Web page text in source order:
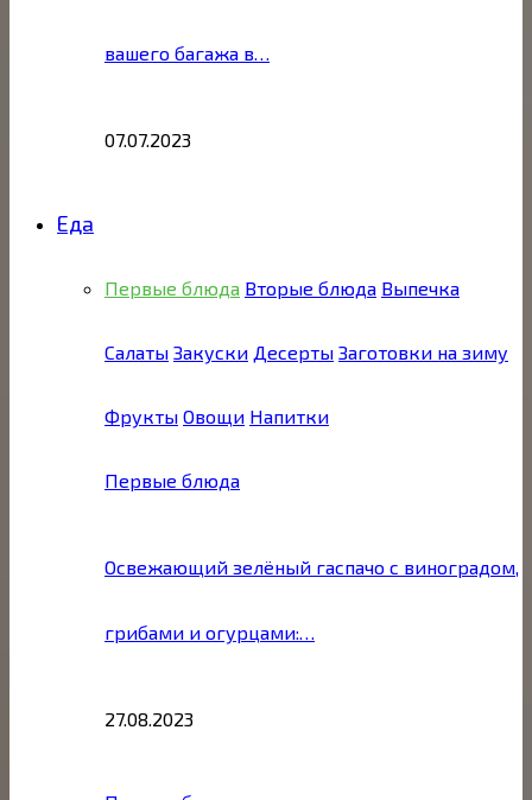
вашего багажа в…
07.07.2023
Еда
Первые блюда Вторые блюда Выпечка
Салаты Закуски Десерты Заготовки на зиму
Фрукты Овощи Напитки
Первые блюда
Освежающий зелёный гаспачо с виноградом,
грибами и огурцами:…
27.08.2023